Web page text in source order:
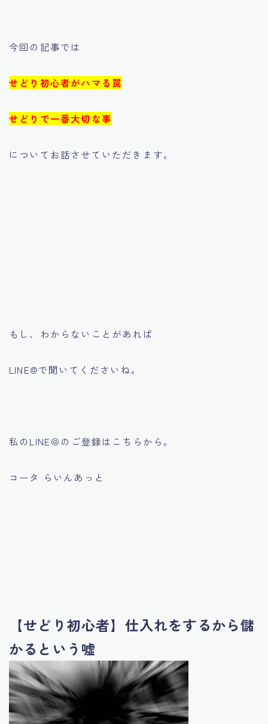
今回の記事では
せどり初心者がハマる罠
せどりで一番大切な事
についてお話させていただきます。
もし、わからないことがあれば
LINE@で聞いてくださいね。
私のLINE＠のご登録はこちらから。
コータ らいんあっと
【せどり初心者】仕入れをするから儲
かるという嘘